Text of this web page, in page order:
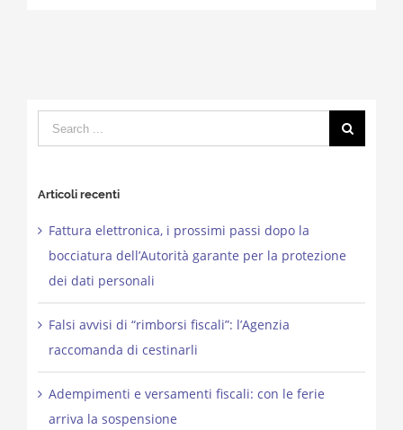
Search
for:
Articoli recenti
Fattura elettronica, i prossimi passi dopo la
bocciatura dell’Autorità garante per la protezione
dei dati personali
Falsi avvisi di “rimborsi fiscali”: l’Agenzia
raccomanda di cestinarli
Adempimenti e versamenti fiscali: con le ferie
arriva la sospensione